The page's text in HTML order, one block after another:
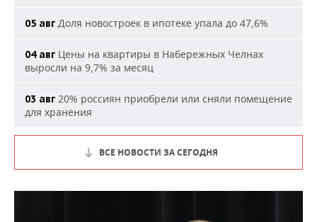
05 авг Доля новостроек в ипотеке упала до 47,6%
04 авг Цены на квартиры в Набережных Челнах
выросли на 9,7% за месяц
03 авг 20% россиян приобрели или сняли помещение
для хранения
ВСЕ НОВОСТИ ЗА СЕГОДНЯ